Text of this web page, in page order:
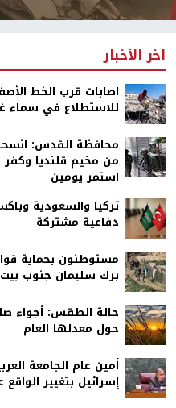
اخر الأخبار
اصابات قرب الخط
للاستطلاع في سماء
محافظة القدس:
من مخيم قلنديا
استمر يومين
تركيا والسعودية
دفاعية مشتركة
مستوطنون بحماية
برك سليمان جنوب
حالة الطقس: أجواء
حول معدلها العام
أمين عام الجامعة
إسرائيل بتغيير